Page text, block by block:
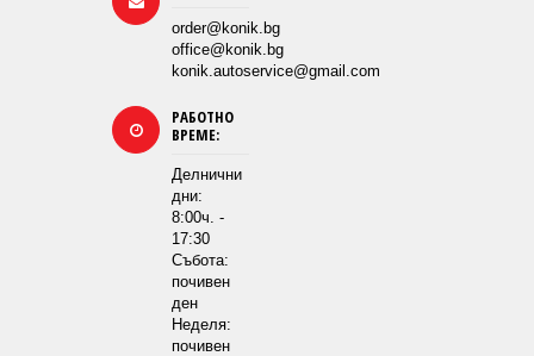
order@konik.bg
office@konik.bg
konik.autoservice@gmail.com
РАБОТНО
ВРЕМЕ:
Делнични
дни:
8:00ч. -
17:30
Събота:
почивен
ден
Неделя:
почивен